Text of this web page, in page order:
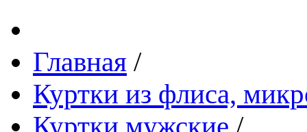
Главная /
Куртки из флиса,